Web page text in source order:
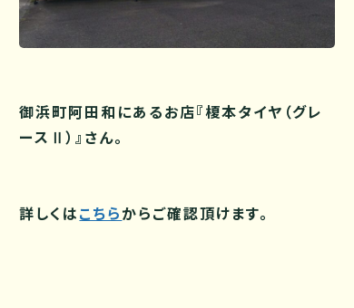
御浜町阿田和にあるお店『榎本タイヤ（グレ
ースⅡ）』さん。
詳しくはこちらからご確認頂けます。